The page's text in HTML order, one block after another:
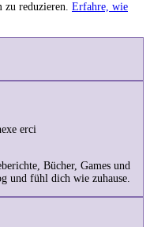
zu reduzieren. Erfahre, wie
Bücher, Games und
und fühl dich wie zuhause.